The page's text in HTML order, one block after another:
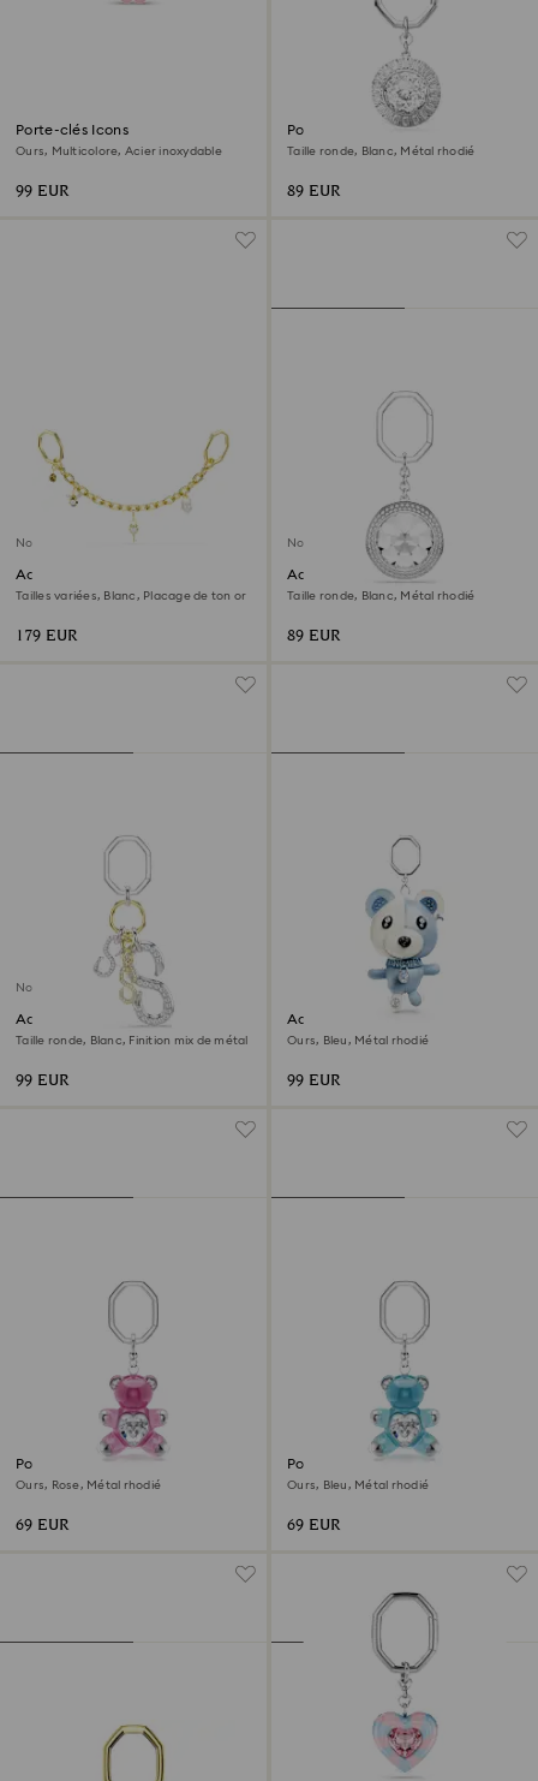
Porte-clés Icons
Ours, Multicolore, Acier inoxydable
99 EUR
Porte-clés
Taille ronde, Blanc, Métal rhodié
89 EUR
Nouveau
Accessoire de sac
Tailles variées, Blanc, Placage de ton or
179 EUR
Nouveau
Accessoire de sac
Taille ronde, Blanc, Métal rhodié
89 EUR
Nouveau
Accessoire de sac
Taille ronde, Blanc, Finition mix de métal
99 EUR
Accessoire de sac Teddy
Ours, Bleu, Métal rhodié
99 EUR
Porte-clés Teddy
Ours, Rose, Métal rhodié
69 EUR
Porte-clés Teddy
Ours, Bleu, Métal rhodié
69 EUR